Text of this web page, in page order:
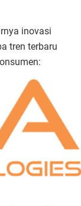
inovasi
tren terbaru